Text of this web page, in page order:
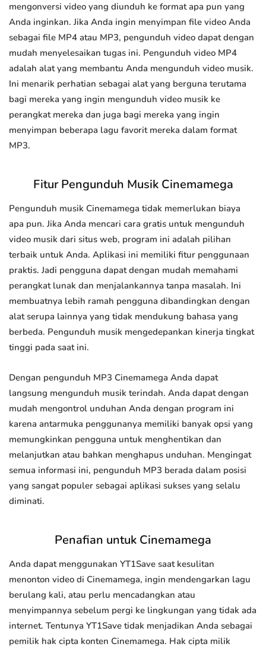
mengonversi video yang diunduh ke format apa pun yang
Anda inginkan. Jika Anda ingin menyimpan file video Anda
sebagai file MP4 atau MP3, pengunduh video dapat dengan
mudah menyelesaikan tugas ini. Pengunduh video MP4
adalah alat yang membantu Anda mengunduh video musik.
Ini menarik perhatian sebagai alat yang berguna terutama
bagi mereka yang ingin mengunduh video musik ke
perangkat mereka dan juga bagi mereka yang ingin
menyimpan beberapa lagu favorit mereka dalam format
MP3.
Fitur Pengunduh Musik Cinemamega
Pengunduh musik Cinemamega tidak memerlukan biaya
apa pun. Jika Anda mencari cara gratis untuk mengunduh
video musik dari situs web, program ini adalah pilihan
terbaik untuk Anda. Aplikasi ini memiliki fitur penggunaan
praktis. Jadi pengguna dapat dengan mudah memahami
perangkat lunak dan menjalankannya tanpa masalah. Ini
membuatnya lebih ramah pengguna dibandingkan dengan
alat serupa lainnya yang tidak mendukung bahasa yang
berbeda. Pengunduh musik mengedepankan kinerja tingkat
tinggi pada saat ini.
Dengan pengunduh MP3 Cinemamega Anda dapat
langsung mengunduh musik terindah. Anda dapat dengan
mudah mengontrol unduhan Anda dengan program ini
karena antarmuka penggunanya memiliki banyak opsi yang
memungkinkan pengguna untuk menghentikan dan
melanjutkan atau bahkan menghapus unduhan. Mengingat
semua informasi ini, pengunduh MP3 berada dalam posisi
yang sangat populer sebagai aplikasi sukses yang selalu
diminati.
Penafian untuk Cinemamega
Anda dapat menggunakan YT1Save saat kesulitan
menonton video di Cinemamega, ingin mendengarkan lagu
berulang kali, atau perlu mencadangkan atau
menyimpannya sebelum pergi ke lingkungan yang tidak ada
internet. Tentunya YT1Save tidak menjadikan Anda sebagai
pemilik hak cipta konten Cinemamega. Hak cipta milik